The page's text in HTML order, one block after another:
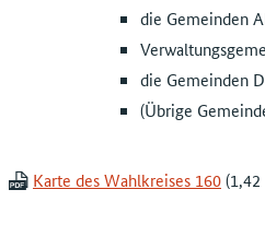
die Gemeinden
die Gemeinden
(Übrige
Karte des Wahlkreises 160